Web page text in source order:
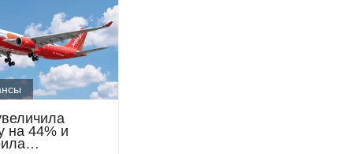
на 44% и